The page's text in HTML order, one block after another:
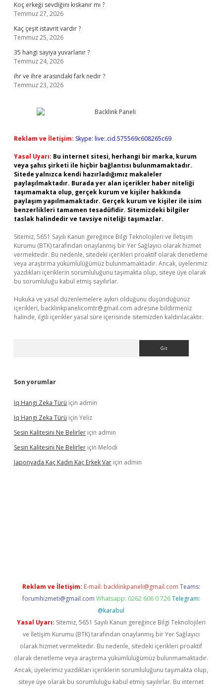
Koç erkeği sevdiğini kıskanır mı ?
Temmuz 27, 2026
Kaç çeşit istavrit vardır ?
Temmuz 25, 2026
35 hangi sayıya yuvarlanır ?
Temmuz 24, 2026
ihr ve ihre arasındaki fark nedir ?
Temmuz 23, 2026
Reklam ve İletişim: Skype: live:.cid.575569c608265c69
Yasal Uyarı: Bu internet sitesi, herhangi bir marka, kurum
veya şahıs şirketi ile hiçbir bağlantısı bulunmamaktadır.
Sitede yalnızca kendi hazırladığımız makaleler
paylaşılmaktadır. Burada yer alan içerikler haber niteliği
taşımamakta olup, gerçek kurum ve kişiler hakkında
paylaşım yapılmamaktadır. Gerçek kurum ve kişiler ile isim
benzerlikleri tamamen tesadüfidir. Sitemizdeki bilgiler
taslak halindedir ve tavsiye niteliği taşımazlar.
Sitemiz, 5651 Sayılı Kanun gereğince Bilgi Teknolojileri ve İletişim
Kurumu (BTK) tarafından onaylanmış bir Yer Sağlayıcı olarak hizmet
vermektedir. Bu nedenle, sitedeki içerikleri proaktif olarak denetleme
veya araştırma yükümlülüğümüz bulunmamaktadır. Ancak, üyelerimiz
yazdıkları içeriklerin sorumluluğunu taşımakta olup, siteye üye olarak
bu sorumluluğu kabul etmiş sayılırlar.
Hukuka ve yasal düzenlemelere aykırı olduğunu düşündüğünüz
içerikleri, backlinkpanelicomtr@gmail.com adresine bildirmeniz
halinde, ilgili içerikler yasal süre içerisinde sitemizden kaldırılacaktır.
Son yorumlar
Iq Hangi Zeka Türü için admin
Iq Hangi Zeka Türü için Yeliz
Sesin Kalitesini Ne Belirler için admin
Sesin Kalitesini Ne Belirler için Melodi
Japonyada Kaç Kadın Kaç Erkek Var için admin
Reklam ve İletişim: E-mail: backlinkpaneli@gmail.com Teams:
forumhizmeti@gmail.com Whatsapp: 0262 606 0 726 Telegram:
@karabul
Yasal Uyarı: Sitemiz, 5651 Sayılı Kanun gereğince Bilgi Teknolojileri
ve İletişim Kurumu (BTK) tarafından onaylanmış bir Yer Sağlayıcı
olarak hizmet vermektedir. Bu nedenle, sitedeki içerikleri proaktif
olarak denetleme veya araştırma yükümlülüğümüz bulunmamaktadır.
Ancak, üyelerimiz yazdıkları içeriklerin sorumluluğunu taşımakta olup,
siteye üye olarak bu sorumluluğu kabul etmiş sayılırlar. Bu internet